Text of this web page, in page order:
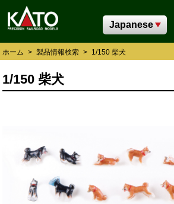
ホーム > 製品情報検索 > 1/150 柴犬
1/150 柴犬